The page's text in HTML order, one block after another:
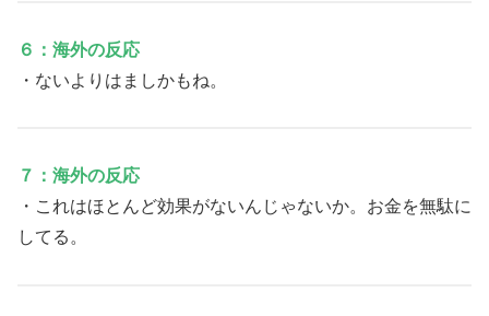
６：海外の反応
・ないよりはましかもね。
７：海外の反応
・これはほとんど効果がないんじゃないか。お金を無駄に
してる。